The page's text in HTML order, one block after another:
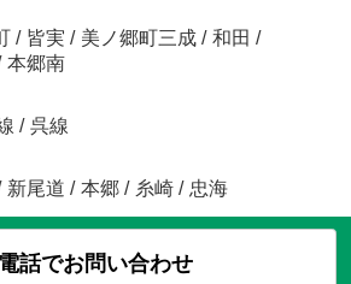
/ 皆実 / 美ノ郷町三成 / 和田 /
本郷南
/ 呉線
新尾道 / 本郷 / 糸崎 / 忠海
電話でお問い合わせ